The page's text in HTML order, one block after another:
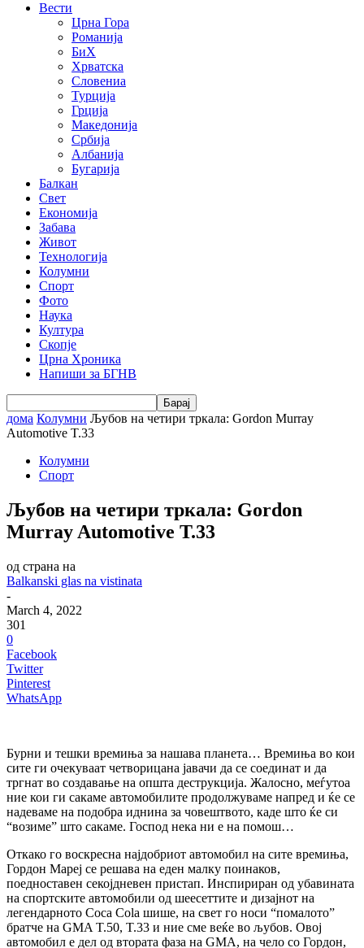
Вести
Црна Гора
Романија
БиХ
Хрватска
Словениа
Турција
Грција
Македонија
Србија
Албанија
Бугарија
Балкан
Свет
Економија
Забава
Живот
Технологија
Колумни
Спорт
Фото
Наука
Култура
Скопје
Црна Хроника
Напиши за БГНВ
дома Колумни Љубов на четири тркала: Gordon Murray
Automotive T.33
Колумни
Спорт
Љубов на четири тркала: Gordon
Murray Automotive T.33
од страна на
Balkanski glas na vistinata
-
March 4, 2022
301
0
Facebook
Twitter
Pinterest
WhatsApp
Бурни и тешки времиња за нашава планета… Времиња во кои
сите ги очекуваат четворицана јавачи да се соединат и да
тргнат во создавање на општа деструкција. Жалосно, меѓутоа
ние кои ги сакаме автомобилите продолжуваме напред и ќе се
надеваме на подобра иднина за човештвото, каде што ќе си
“возиме” што сакаме. Господ нека ни е на помош…
Откако го воскресна најдобриот автомобил на сите времиња,
Гордон Мареј се решава на еден малку поинаков,
поедноставен секојдневен пристап. Инспириран од убавината
на спортските автомобили од шеесеттите и дизајнот на
легендарното Coca Cola шише, на свет го носи “помалото”
братче на GMA T.50, T.33 и ние сме веќе во љубов. Овој
автомобил е дел од втората фаза на GMA, на чело со Гордон,